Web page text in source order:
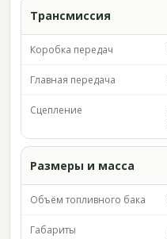
Трансмиссия
Коробка передач
Главная передача
Сцепление
Размеры и масса
Объём топливного бака
Габариты